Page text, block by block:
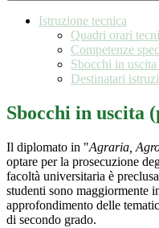
Istruzione tecnica
Quadri orari
Competenze
Sbocchi in
Destinatari
Sbocchi in uscita
Il diplomato in "Agraria,
optare per la prosecuzione
facoltà universitaria è
studenti sono maggiormente
approfondimento delle
di secondo grado.